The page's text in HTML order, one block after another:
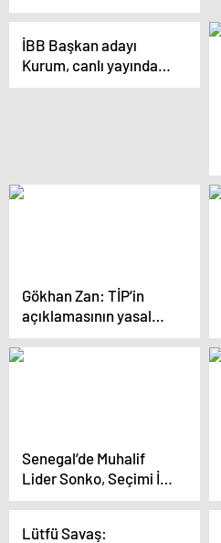
televizyonlara
İBB Başkan adayı
Kurum, canlı yayında
soruları yanıtladı
Gökhan Zan: TİP’in
açıklamasının yasal
karşılığı yok, adayım
Senegal’de Muhalif
Lider Sonko, Seçimi İlk
Turda Kazanacaklarını
Lütfü Savaş: